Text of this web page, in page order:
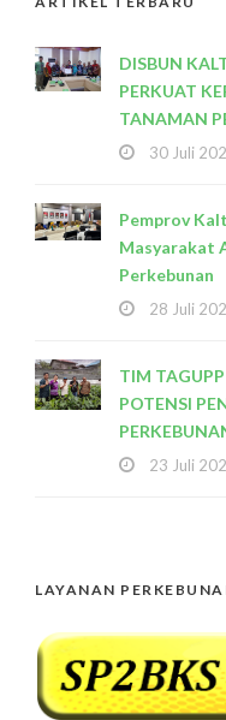
DISBUN
PERKUAT
TANAMAN
30 Juli
Pemprov
Masyarakat
Perkebunan
28 Juli
TIM
POTENSI
23 Juli
LAYANAN